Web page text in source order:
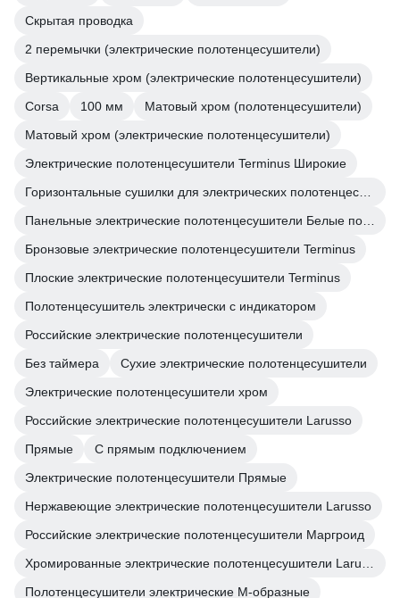
Скрытая проводка
2 перемычки (электрические полотенцесушители)
Вертикальные хром (электрические полотенцесушители)
Corsa
100 мм
Матовый хром (полотенцесушители)
Матовый хром (электрические полотенцесушители)
Электрические полотенцесушители Terminus Широкие
Бронзовые электрические полотенцесушители Terminus
Плоские электрические полотенцесушители Terminus
Полотенцесушитель электрически с индикатором
Российские электрические полотенцесушители
Без таймера
Сухие электрические полотенцесушители
Электрические полотенцесушители хром
Российские электрические полотенцесушители Larusso
Прямые
С прямым подключением
Электрические полотенцесушители Прямые
Нержавеющие электрические полотенцесушители Larusso
Российские электрические полотенцесушители Маргроид
Полотенцесушители электрические М-образные